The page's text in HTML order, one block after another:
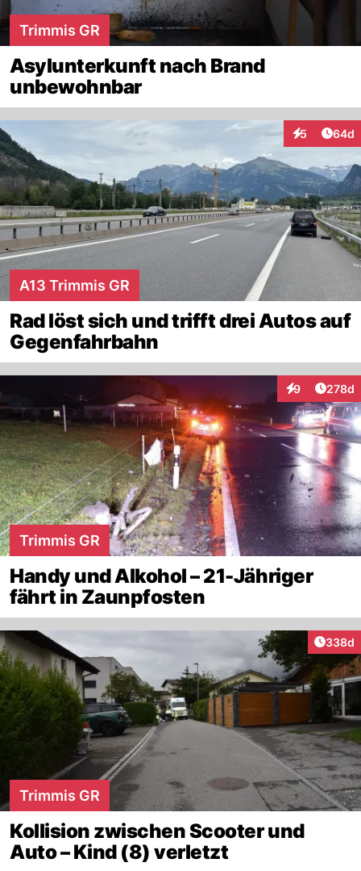
Trimmis GR
Asylunterkunft nach Brand
unbewohnbar
5
Interaktionen
64d
A13 Trimmis GR
Rad löst sich und trifft drei Autos auf
Gegenfahrbahn
9
Interaktionen
278d
Trimmis GR
Handy und Alkohol – 21-Jähriger
fährt in Zaunpfosten
338d
Trimmis GR
Kollision zwischen Scooter und
Auto – Kind (8) verletzt